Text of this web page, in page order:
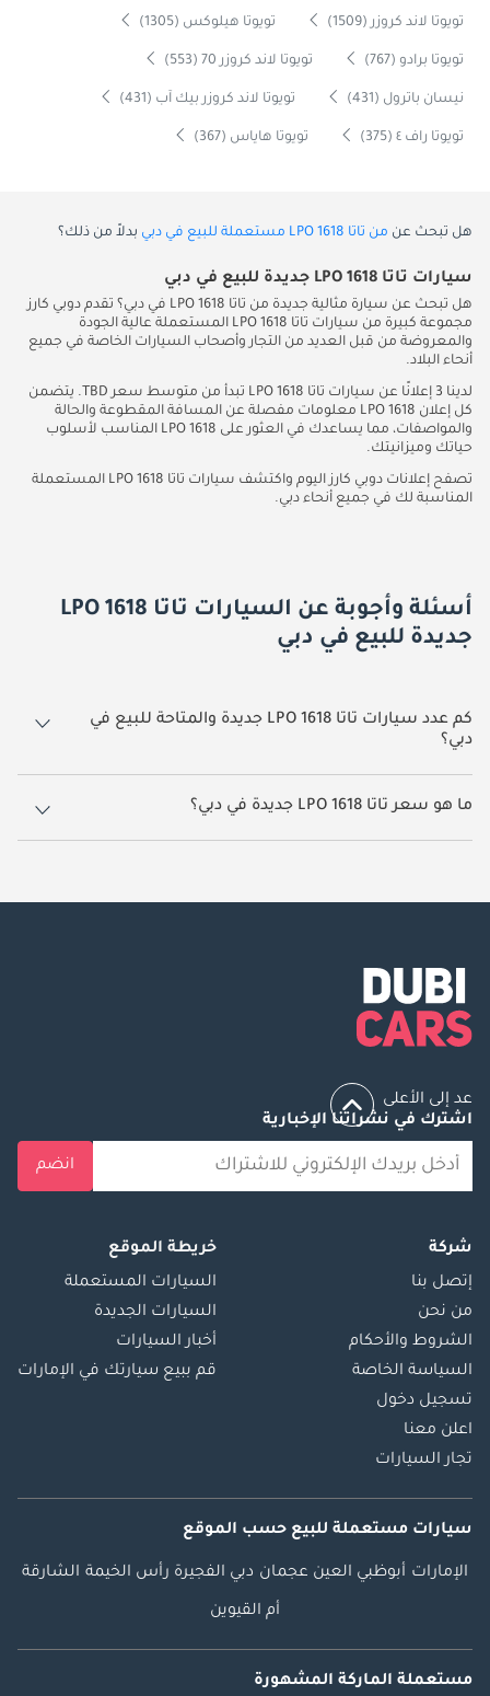
تويوتا لاند كروزر (1509) تويوتا هيلوكس (1305)
تويوتا برادو (767) تويوتا لاند كروزر 70 (553)
نيسان باترول (431) تويوتا لاند كروزر بيك آب (431)
تويوتا راف ٤ (375) تويوتا هاياس (367)
هل تبحث عن من تاتا LPO 1618 مستعملة للبيع في دبي بدلاً من ذلك؟
سيارات تاتا LPO 1618 جديدة للبيع في دبي
هل تبحث عن سيارة مثالية جديدة من تاتا LPO 1618 في دبي؟ تقدم دوبي كارز
مجموعة كبيرة من سيارات تاتا LPO 1618 المستعملة عالية الجودة
والمعروضة من قبل العديد من التجار وأصحاب السيارات الخاصة في جميع
أنحاء البلاد.
لدينا 3 إعلانًا عن سيارات تاتا LPO 1618 تبدأ من متوسط سعر TBD. يتضمن
كل إعلان LPO 1618 معلومات مفصلة عن المسافة المقطوعة والحالة
والمواصفات، مما يساعدك في العثور على LPO 1618 المناسب لأسلوب
حياتك وميزانيتك.
تصفح إعلانات دوبي كارز اليوم واكتشف سيارات تاتا LPO 1618 المستعملة
المناسبة لك في جميع أنحاء دبي.
أسئلة وأجوبة عن السيارات تاتا LPO 1618
جديدة للبيع في دبي
كم عدد سيارات تاتا LPO 1618 جديدة والمتاحة للبيع في
دبي؟
3 سيارة تاتا LPO 1618 جديدة متوفرة للبيع في دبي.
ما هو سعر تاتا LPO 1618 جديدة في دبي؟
يبدأ سعر سيارة تاتا LPO 1618 جديدة في دبي TBD.
عد إلى الأعلى
اشترك في نشراتنا الإخبارية
انضم
شركة
إتصل بنا
من نحن
الشروط والأحكام
السياسة الخاصة
تسجيل دخول
اعلن معنا
تجار السيارات
خريطة الموقع
السيارات المستعملة
السيارات الجديدة
أخبار السيارات
قم ببيع سيارتك في الإمارات
سيارات مستعملة للبيع حسب الموقع
الإمارات أبوظبي العين عجمان دبي الفجيرة رأس الخيمة الشارقة
أم القيوين
مستعملة الماركة المشهورة